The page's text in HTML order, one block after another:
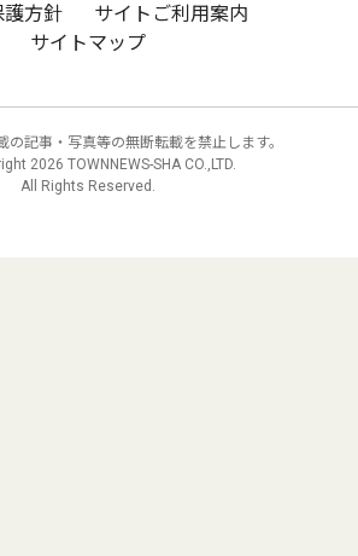
護方針
サイトご利用案内
サイトマップ
の記事・写真等の無断転載を禁止します。
2026 TOWNNEWS-SHA CO.,LTD.
All Rights Reserved.